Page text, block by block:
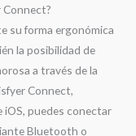
Connect?
su forma ergonómica
la posibilidad de
a través de la
Connect,
puedes conectar
Bluetooth o